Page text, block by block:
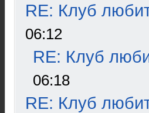
RE: Клуб
06:12
RE: Клуб
06:18
RE: Клуб